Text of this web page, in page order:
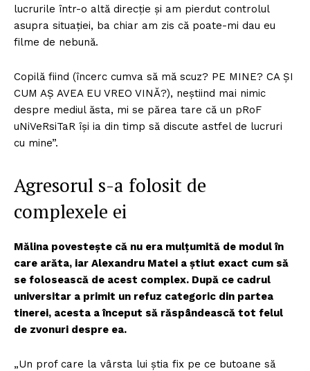
lucrurile într-o altă direcție și am pierdut controlul
asupra situației, ba chiar am zis că poate-mi dau eu
filme de nebună.
Copilă fiind (încerc cumva să mă scuz? PE MINE? CA ȘI
CUM AȘ AVEA EU VREO VINĂ?), neștiind mai nimic
despre mediul ăsta, mi se părea tare că un pRoF
uNiVeRsiTaR își ia din timp să discute astfel de lucruri
cu mine”.
Agresorul s-a folosit de
complexele ei
Mălina povestește că nu era mulțumită de modul în
care arăta, iar Alexandru Matei a știut exact cum să
se folosească de acest complex. După ce cadrul
universitar a primit un refuz categoric din partea
tinerei, acesta a început să răspândească tot felul
de zvonuri despre ea.
„Un prof care la vârsta lui știa fix pe ce butoane să